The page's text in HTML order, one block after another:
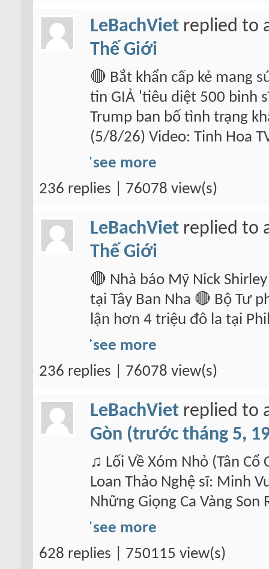
LeBachViet replied to
Thế Giới
🔴 Bắt khẩn cấp kẻ mang
tin GIẢ 'tiêu diệt 500 binh
Trump ban bố tình trạng
(5/8/26) Video: Tinh Hoa
see more
236 replies | 76078 view(s)
LeBachViet replied to
Thế Giới
🔴 Nhà báo Mỹ Nick
tại Tây Ban Nha 🔴 Bộ Tư
lận hơn 4 triệu đô la tại
see more
236 replies | 76078 view(s)
LeBachViet replied to
Gòn (trước tháng 5,
♫ Lối Về Xóm Nhỏ (Tân Cổ
Loan Thảo Nghệ sĩ: Minh
Những Giọng Ca Vàng Son
see more
628 replies | 750115 view(s)